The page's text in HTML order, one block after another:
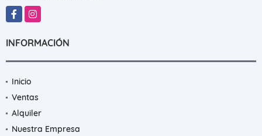
FacebookInstagram
INFORMACIÓN
Inicio
Ventas
Alquiler
Nuestra Empresa